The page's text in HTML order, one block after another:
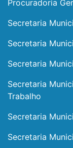
Procuradoria
Secretaria
Secretaria
Secretaria
Secretaria
Trabalho
Secretaria
Secretaria